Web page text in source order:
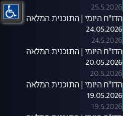
25.5.2026
הדו"ח היומי | התוכנית המלאה
24.05.2026
24.5.2026
הדו"ח היומי | התוכנית המלאה
20.05.2026
20.5.2026
הדו"ח היומי | התוכנית המלאה
19.05.2026
19.5.2026